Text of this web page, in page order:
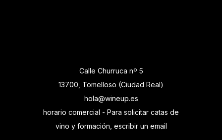
Calle Churruca nº 5
13700, Tomelloso (Ciudad Real)
hola@wineup.es
horario comercial - Para solicitar catas de
vino y formación, escribir un email